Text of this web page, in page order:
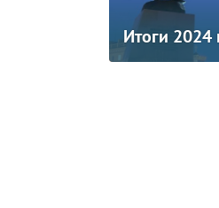
Итоги 2024